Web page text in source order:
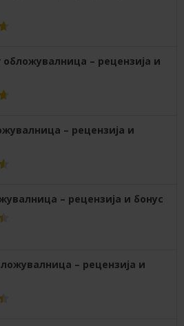
– рецензија и
– рецензија и
– рецензија и бонус
– рецензија и